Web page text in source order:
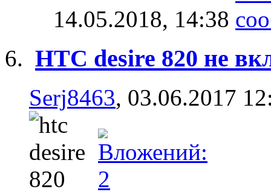
14.05.2018, 14:38
HTC desire 820 не
Serj8463, 03.06.2017